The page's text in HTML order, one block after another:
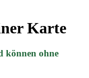
Karte
können ohne